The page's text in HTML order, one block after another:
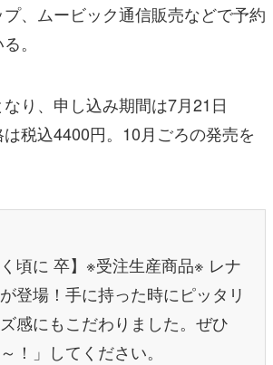
、ムービック通信販売などで予約
。
り、申し込み期間は7月21日
は税込4400円。10月ごろの発売を
く頃に 卒】※受注生産商品※ レナ
登場！手に持った時にピッタリ
感にもこだわりました。ぜひ
！」してください。